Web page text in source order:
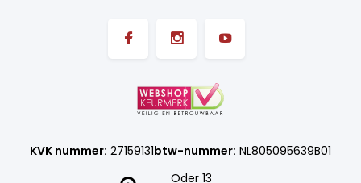
Oder 13
KVK nummer: 27159131btw-nummer: NL805095639B01